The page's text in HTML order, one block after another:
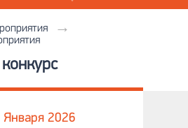
Января 2026